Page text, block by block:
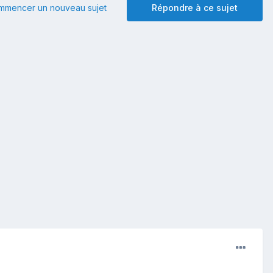
Répondre à ce sujet
un nouveau sujet